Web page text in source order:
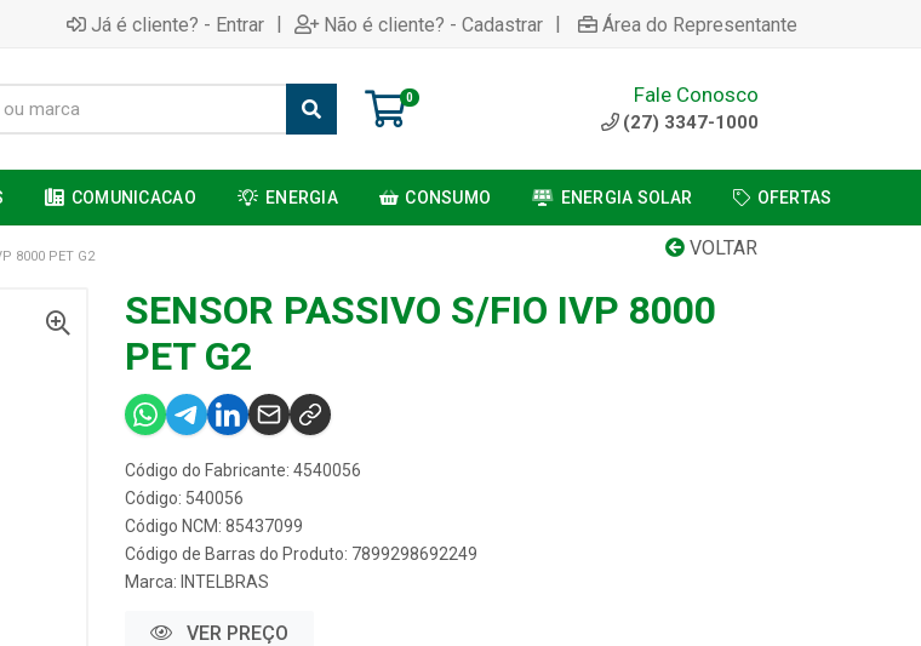
Já é cliente? - Entrar | Não é cliente? - Cadastrar | Área do Representante
0 Fale Conosco
(27) 3347-1000
COMUNICACAO ENERGIA CONSUMO ENERGIA SOLAR OFERTAS
VOLTAR
8000 PET G2
SENSOR PASSIVO S/FIO IVP 8000
PET G2
Código do Fabricante: 4540056
Código: 540056
Código NCM: 85437099
Código de Barras do Produto: 7899298692249
Marca: INTELBRAS
VER PREÇO